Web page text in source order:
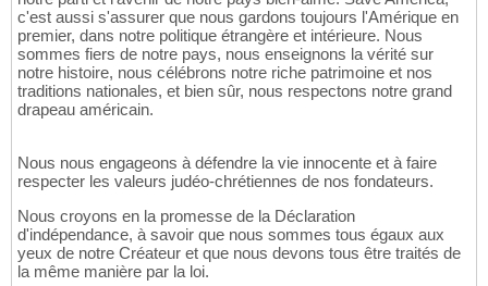
c'est aussi s'assurer que nous gardons toujours l'Amérique en
premier, dans notre politique étrangère et intérieure. Nous
sommes fiers de notre pays, nous enseignons la vérité sur
notre histoire, nous célébrons notre riche patrimoine et nos
traditions nationales, et bien sûr, nous respectons notre grand
drapeau américain.
Nous nous engageons à défendre la vie innocente et à faire
respecter les valeurs judéo-chrétiennes de nos fondateurs.
Nous croyons en la promesse de la Déclaration
d'indépendance, à savoir que nous sommes tous égaux aux
yeux de notre Créateur et que nous devons tous être traités de
la même manière par la loi.